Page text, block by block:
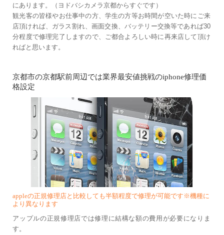
にあります。（ヨドバシカメラ京都からすぐです）
観光客の皆様やお仕事中の方、学生の方等お時間が空いた時にご来
店頂ければ、ガラス割れ、画面交換、バッテリー交換等であれば30
分程度で修理完了しますので、ご都合よろしい時に再来店して頂け
ればと思います。
京都市の京都駅前周辺では業界最安値挑戦のiphone修理価
格設定
appleの正規修理店と比較しても半額程度で修理が可能です※機種に
より異なります
アップルの正規修理店では修理に結構な額の費用が必要になりま
す。